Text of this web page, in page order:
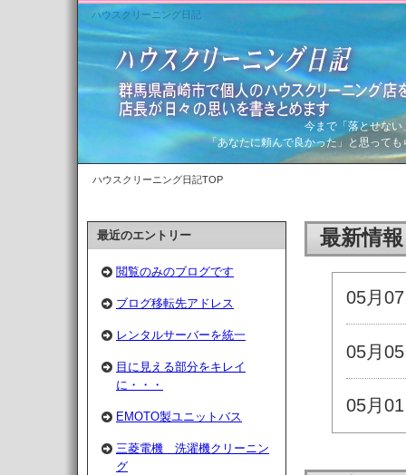
ハウスクリーニング日記
ハウスクリーニング日記TOP
最近のエントリー
閲覧のみのブログです
ブログ移転先アドレス
レンタルサーバーを統一
目に見える部分をキレイ
に・・・
EMOTO製ユニットバス
三菱電機 洗濯機クリーニン
グ
最新情報
05月
05月
05月
今まで「落とせな
「あなたに頼んで良かった」と思って